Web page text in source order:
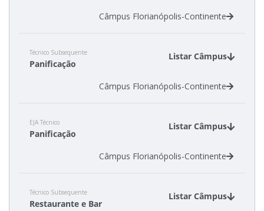
Câmpus Florianópolis-Continente
Técnico Subsequente
Panificação
Listar Câmpus
Câmpus Florianópolis-Continente
EJA Técnico
Panificação
Listar Câmpus
Câmpus Florianópolis-Continente
Técnico Subsequente
Restaurante e Bar
Listar Câmpus